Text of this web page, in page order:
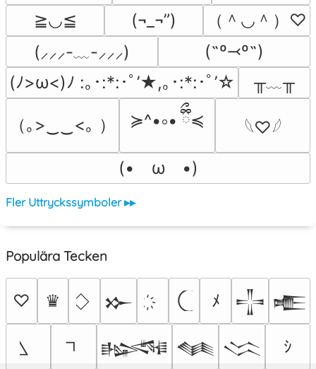
≧◡≦
(¬_¬”)
（＾◡＾）♡
(⸝⸝⸝-﹏-⸝⸝⸝)
(˶º⤙º˶)
(ﾉ>ω<)ﾉ :｡･:*:･ﾟ’★,｡･:*:･ﾟ’☆
╥﹏╥
（｡>‿‿<｡ ） ≽^•༚• ྀིྀ≼
𓆩♡𓆪
(•　ω　•)
Fler Uttryckssymboler ▸▸
Populära Tecken
♡ ♛ 𒁍 ﾒ 𒋲 𒍫
𒈙 𒈝 𒈱 ｼ